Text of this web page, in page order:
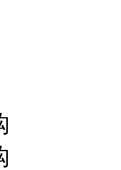
件配套供应商一览